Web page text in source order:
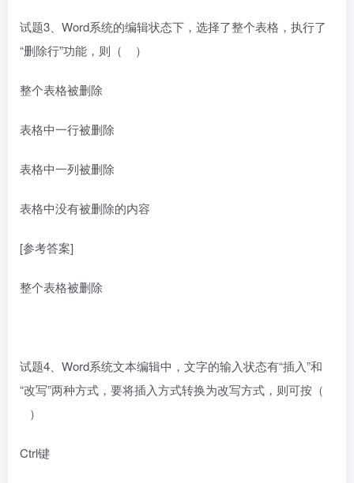
试题3、Word系统的编辑状态下，选择了整个表格，执行了
“删除行”功能，则（ ）
整个表格被删除
表格中一行被删除
表格中一列被删除
表格中没有被删除的内容
[参考答案]
整个表格被删除
试题4、Word系统文本编辑中，文字的输入状态有“插入”和
“改写”两种方式，要将插入方式转换为改写方式，则可按（
）
Ctrl键